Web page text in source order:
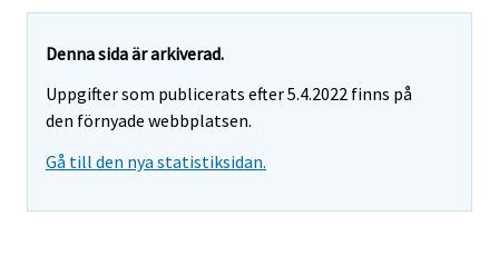
Denna sida är arkiverad.
Uppgifter som publicerats efter 5.4.2022 finns på
den förnyade webbplatsen.
Gå till den nya statistiksidan.